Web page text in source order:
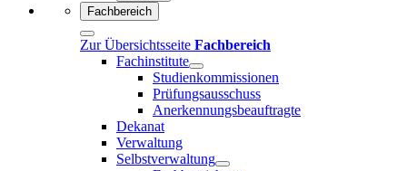
Fachbereich
Zur Übersichtsseite Fachbereich
Fachinstitute
Studienkommissionen
Prüfungsausschuss
Anerkennungsbeauftragte
Dekanat
Verwaltung
Selbstverwaltung